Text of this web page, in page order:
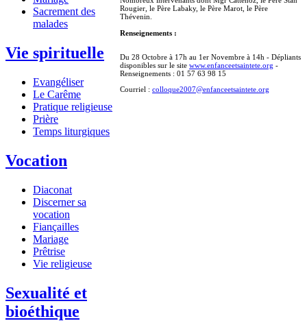
Sacrement des
malades
Vie spirituelle
Evangéliser
Le Carême
Pratique religieuse
Prière
Temps liturgiques
Vocation
Diaconat
Discerner sa
vocation
Fiançailles
Mariage
Prêtrise
Vie religieuse
Sexualité et
bioéthique
Rougier, le Père Labaky, le Père Marot, le Père
Thévenin.
Renseignements :
Du 28 Octobre à 17h au 1er Novembre à 14h - Dépliants
disponibles sur le site www.enfanceetsaintete.org -
Renseignements : 01 57 63 98 15
Courriel : colloque2007@enfanceetsaintete.org